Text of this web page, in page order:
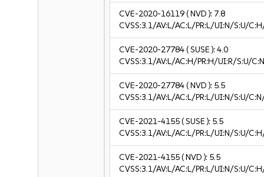
CVE-2020-16119( NVD ): 7.8
CVSS:3.1/AV:L/AC:L/PR:L/UI:N/S:U/
CVE-2020-27784( SUSE ):4.0
CVSS:3.1/AV:L/AC:H/PR:H/UI:R/S:U/
CVE-2020-27784( NVD ): 5.5
CVSS:3.1/AV:L/AC:L/PR:L/UI:N/S:U/
CVE-2021-4155( SUSE ): 5.5
CVSS:3.1/AV:L/AC:L/PR:L/UI:N/S:U/
CVE-2021-4155( NVD ): 5.5
CVSS:3.1/AV:L/AC:L/PR:L/UI:N/S:U/